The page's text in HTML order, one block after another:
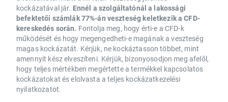
kockázatával jár. Ennél a szolgáltatónál a lakossági
befektetői számlák 77%-án veszteség keletkezik a CFD-
kereskedés során. Fontolja meg, hogy érti-e a CFD-k
működését és hogy megengedheti-e magának a veszteség
magas kockázatát. Kérjük, ne kockáztasson többet, mint
amennyit kész elveszíteni. Kérjük, bizonyosodjon meg afelől,
hogy teljes mértékben megértette a termékkel kapcsolatos
kockázatokat és elolvasta a teljes kockázatkezelési
nyilatkozatot.